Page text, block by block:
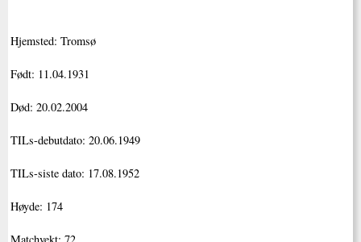
Hjemsted: Tromsø
Født: 11.04.1931
Død: 20.02.2004
TILs-debutdato: 20.06.1949
TILs-siste dato: 17.08.1952
Høyde: 174